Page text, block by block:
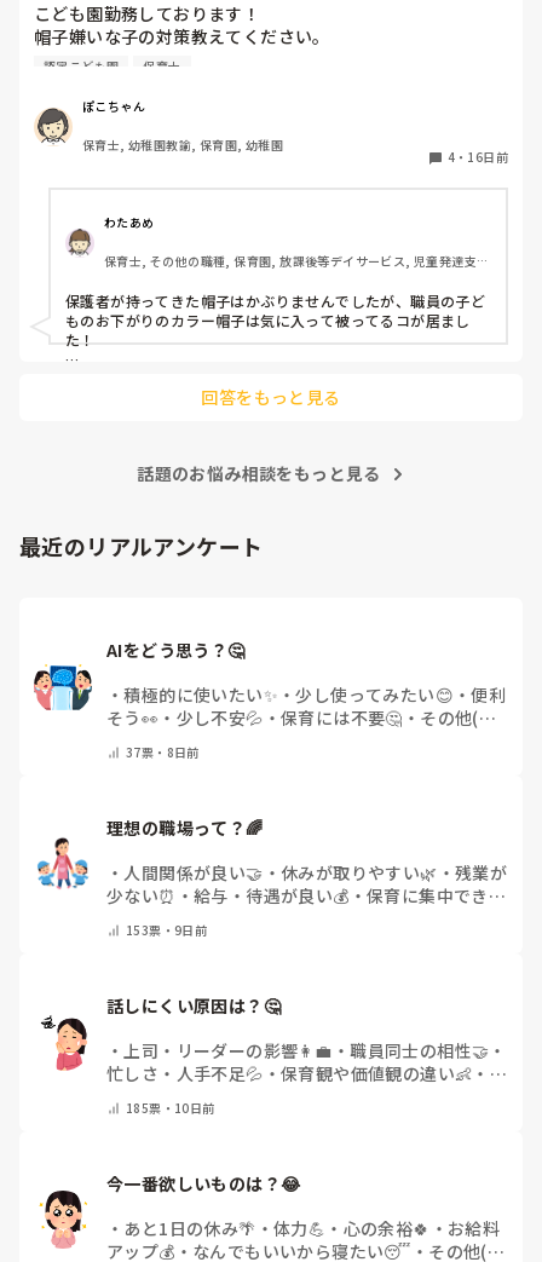
こども園勤務しております！
帽子嫌いな子の対策教えてください。
他で気を引いてさっと被す、何度も被せる事をトライする。
熱中症も心配なのでなんとか被せたいです。今は外に出ると
なれば私が影となり太陽から守ってますが、動きが早いので
限界があり困ってます。何かいい方法ありましたら教えてく
認定こども園 保育士
ぽこちゃん
保育士, 幼稚園教諭, 保育園, 幼稚園
4・ 16日前
わたあめ
保育士, その他の職種, 保育園, 放課後等デイサービス, 児童発達支援
保護者が持ってきた帽子はかぶりませんでしたが、職員の子ど
ものお下がりのカラー帽子は気に入って被ってるコが居まし
た！
回答をもっと見る
話題のお悩み相談をもっと見る
最近のリアルアンケート
AIをどう思う？🤔
・積極的に使いたい✨ ・少し使ってみたい😊 ・便利
そう👀 ・ 少し不安💦 ・ 保育には不要🤔 ・ その他(コ
37票・ 8日前
理想の職場って？🌈
・ 人間関係が良い🤝 ・ 休みが取りやすい🌿 ・ 残業が
少ない⏰ ・ 給与・待遇が良い💰 ・ 保育に集中できる
153票・9日前
話しにくい原因は？🤔
・ 上司・リーダーの影響👩‍💼 ・職員同士の相性🤝 ・
忙しさ・人手不足💦 ・ 保育観や価値観の違い👶 ・ 自
教えてください)
185票・ 10日前
今一番欲しいものは？😂
・ あと1日の休み🌴 ・ 体力💪 ・ 心の余裕🍀 ・ お給料
アップ💰 ・ なんでもいいから寝たい😴 ・ その他(コ